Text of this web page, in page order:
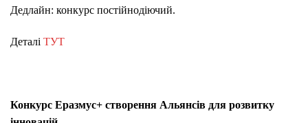
Дедлайн: конкурс постійнодіючий.
Деталі ТУТ
Конкурс Еразмус+ створення Альянсів для розвитку